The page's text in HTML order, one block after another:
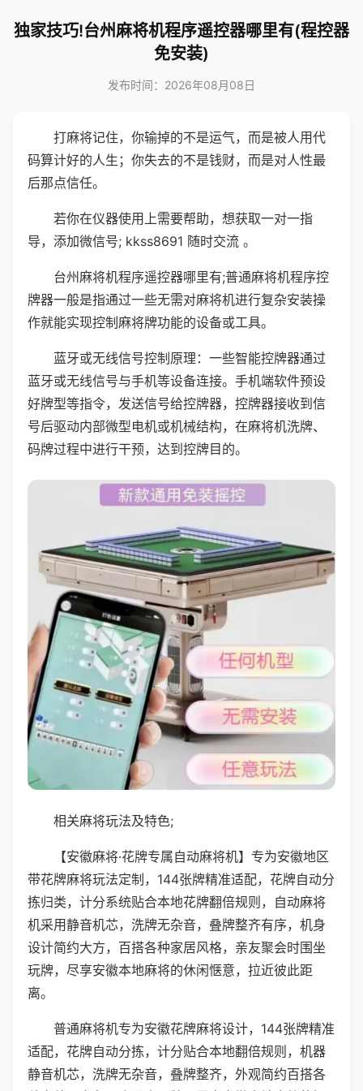
独家技巧!台州麻将机程序遥控器哪里有(程控器
免安装)
发布时间：2026年08月08日
打麻将记住，你输掉的不是运气，而是被人用代
码算计好的人生；你失去的不是钱财，而是对人性最
后那点信任。
若你在仪器使用上需要帮助，想获取一对一指
导，添加微信号; kkss8691 随时交流 。
台州麻将机程序遥控器哪里有;普通麻将机程序控
牌器一般是指通过一些无需对麻将机进行复杂安装操
作就能实现控制麻将牌功能的设备或工具。
蓝牙或无线信号控制原理：一些智能控牌器通过
蓝牙或无线信号与手机等设备连接。手机端软件预设
好牌型等指令，发送信号给控牌器，控牌器接收到信
号后驱动内部微型电机或机械结构，在麻将机洗牌、
码牌过程中进行干预，达到控牌目的。
相关麻将玩法及特色;
【安徽麻将·花牌专属自动麻将机】专为安徽地区
带花牌麻将玩法定制，144张牌精准适配，花牌自动分
拣归类，计分系统贴合本地花牌翻倍规则，自动麻将
机采用静音机芯，洗牌无杂音，叠牌整齐有序，机身
设计简约大方，百搭各种家居风格，亲友聚会时围坐
玩牌，尽享安徽本地麻将的休闲惬意，拉近彼此距
离。
普通麻将机专为安徽花牌麻将设计，144张牌精准
适配，花牌自动分拣，计分贴合本地翻倍规则，机器
静音机芯，洗牌无杂音，叠牌整齐，外观简约百搭各